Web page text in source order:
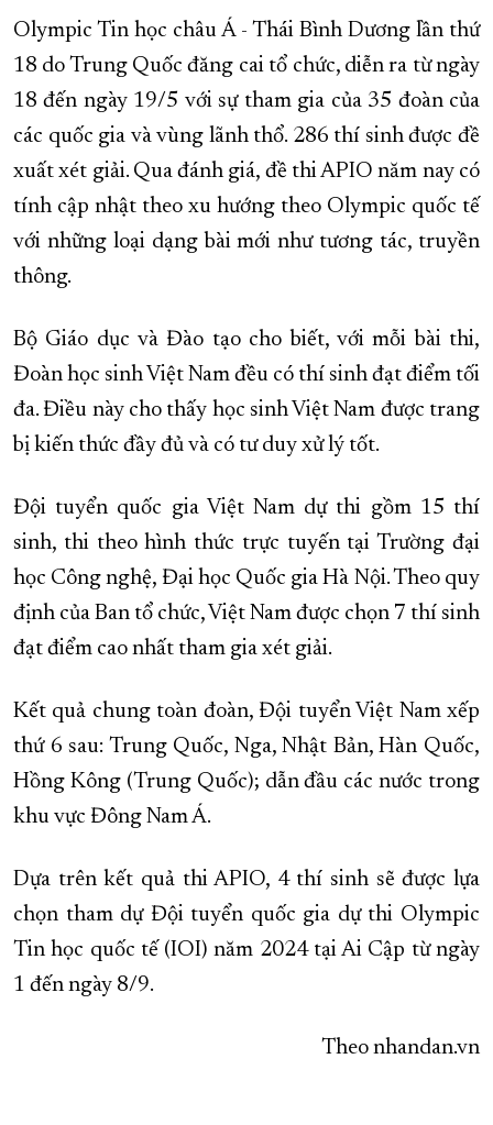
Olympic Tin học châu Á - Thái Bình Dương lần thứ
18 do Trung Quốc đăng cai tổ chức, diễn ra từ ngày
18 đến ngày 19/5 với sự tham gia của 35 đoàn của
các quốc gia và vùng lãnh thổ. 286 thí sinh được đề
xuất xét giải. Qua đánh giá, đề thi APIO năm nay có
tính cập nhật theo xu hướng theo Olympic quốc tế
với những loại dạng bài mới như tương tác, truyền
thông.
Bộ Giáo dục và Đào tạo cho biết, với mỗi bài thi,
Đoàn học sinh Việt Nam đều có thí sinh đạt điểm tối
đa. Điều này cho thấy học sinh Việt Nam được trang
bị kiến thức đầy đủ và có tư duy xử lý tốt.
Đội tuyển quốc gia Việt Nam dự thi gồm 15 thí
sinh, thi theo hình thức trực tuyến tại Trường đại
học Công nghệ, Đại học Quốc gia Hà Nội. Theo quy
định của Ban tổ chức, Việt Nam được chọn 7 thí sinh
đạt điểm cao nhất tham gia xét giải.
Kết quả chung toàn đoàn, Đội tuyển Việt Nam xếp
thứ 6 sau: Trung Quốc, Nga, Nhật Bản, Hàn Quốc,
Hồng Kông (Trung Quốc); dẫn đầu các nước trong
khu vực Đông Nam Á.
Dựa trên kết quả thi APIO, 4 thí sinh sẽ được lựa
chọn tham dự Đội tuyển quốc gia dự thi Olympic
Tin học quốc tế (IOI) năm 2024 tại Ai Cập từ ngày
1 đến ngày 8/9.
Theo nhandan.vn